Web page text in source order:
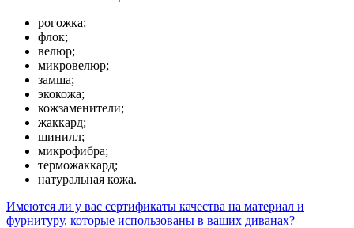
рогожка;
флок;
велюр;
микровелюр;
замша;
экокожа;
кожзаменители;
жаккард;
шинилл;
микрофибра;
терможаккард;
натуральная кожа.
Имеются ли у вас сертификаты качества на материал и
фурнитуру, которые использованы в ваших диванах?